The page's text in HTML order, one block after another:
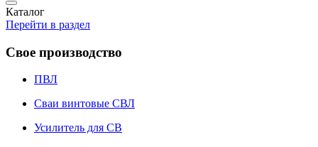
Каталог
Перейти в раздел
Свое производство
ПВЛ
Сваи винтовые СВЛ
Усилитель для СВ